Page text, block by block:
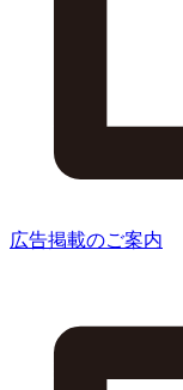
広告掲載のご案内